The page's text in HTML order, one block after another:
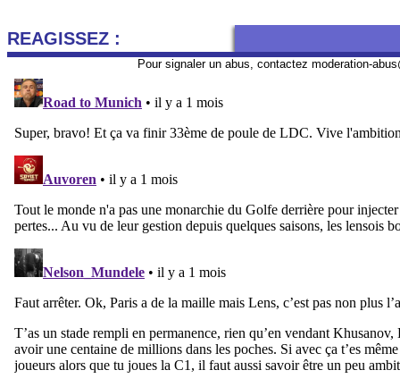
REAGISSEZ :
Pour signaler un abus, contactez moderation-